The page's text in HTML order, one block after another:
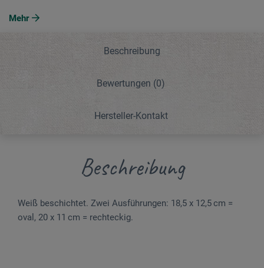
Mehr
Beschreibung
Bewertungen (0)
Hersteller-Kontakt
Beschreibung
Weiß beschichtet. Zwei Ausführungen: 18,5 x 12,5 cm =
oval, 20 x 11 cm = rechteckig.